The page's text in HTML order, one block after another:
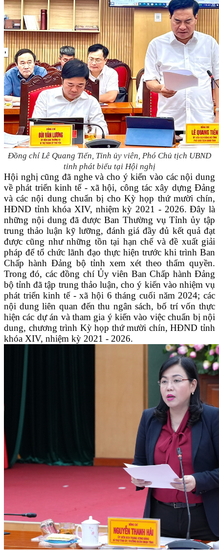
Đồng chí Lê Quang Tiến, Tỉnh ủy viên, Phó Chủ tịch UBND
tỉnh phát biểu tại Hội nghị
Hội nghị cũng đã nghe và cho ý kiến vào các nội dung
về phát triển kinh tế - xã hội, công tác xây dựng Đảng
và các nội dung chuẩn bị cho Kỳ họp thứ mười chín,
HĐND tỉnh khóa XIV, nhiệm kỳ 2021 - 2026. Đây là
những nội dung đã được Ban Thường vụ Tỉnh ủy tập
trung thảo luận kỹ lưỡng, đánh giá đầy đủ kết quả đạt
được cũng như những tồn tại hạn chế và đề xuất giải
pháp để tổ chức lãnh đạo thực hiện trước khi trình Ban
Chấp hành Đảng bộ tỉnh xem xét theo thẩm quyền.
Trong đó, các đồng chí Ủy viên Ban Chấp hành Đảng
bộ tỉnh đã tập trung thảo luận, cho ý kiến vào nhiệm vụ
phát triển kinh tế - xã hội 6 tháng cuối năm 2024; các
nội dung liên quan đến thu ngân sách, bố trí vốn thực
hiện các dự án và tham gia ý kiến vào việc chuẩn bị nội
dung, chương trình Kỳ họp thứ mười chín, HĐND tỉnh
khóa XIV, nhiệm kỳ 2021 - 2026.